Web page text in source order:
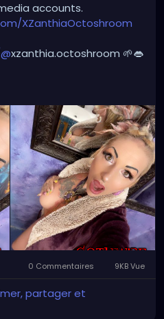
accounts.
XZanthiaOctoshroom
xzanthia.octoshroom 🌱👄
xzanthiaadventure/
xzanthiaarts/🌱👄🌱👄
💜👄💋🌺
🦋💋👄 🎼 🎵
c/XZanthiaMusic🎶 🎼
⭐️🌹
#dreadhead
#dreadlockstyles#dreadz
#dreadication
#dreadies
#dreadstagram
0 Commentaires 9KB Vue
partager et